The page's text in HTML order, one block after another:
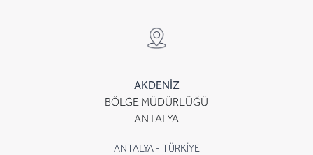
AKDENİZ
BÖLGE MÜDÜRLÜĞÜ
ANTALYA
ANTALYA - TÜRKİYE